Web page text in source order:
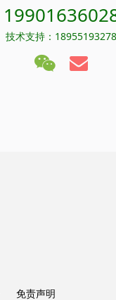
技术支持：
免责声明